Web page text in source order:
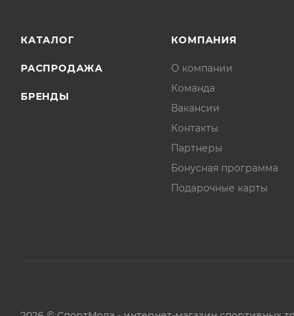
КАТАЛОГ
РАСПРОДАЖА
БРЕНДЫ
КОМПАНИЯ
О компании
Команда
Вакансии
Контакты
Партнеры
Бонусная программа
Подарочные карты